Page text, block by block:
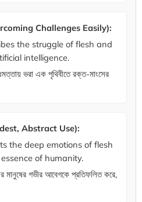
Challenges Easily):
the struggle of flesh and
intelligence.
ভরা এক পৃথিবীতে রক্ত-মাংসের
Abstract Use):
the deep emotions of flesh
of humanity.
মানুষের গভীর আবেগকে প্রতিফলিত করে,